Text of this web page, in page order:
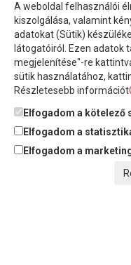
Íratkozzon fel
Feliratkozom a
tájékoztatót
© Copyright Triász-
A weboldal felhasználói
kiszolgálása, valamint
adatokat (Sütik)
látogatóiról. Ezen adatok
megjelenítése"-re
sütik használatához,
Részletesebb információt
Elfogadom a kötelező
Elfogadom a
Elfogadom a